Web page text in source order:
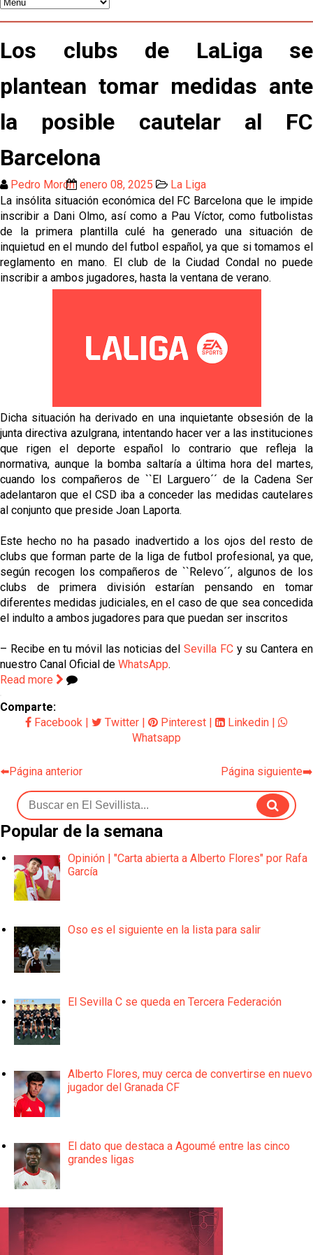
Patrick Mercado no jugará en el Sevilla FC
El Sevilla FC pregunta al Atlético de Madrid por la
situación de Iker Luque
familia y se refleje en el campo"
El Sevilla oficializa el traspaso de Sow
Los clubs de LaLiga se
plantean tomar medidas ante
la posible cautelar al FC
Barcelona
Pedro Morón enero 08, 2025
La Liga
La insólita situación económica del FC Barcelona que le impide
inscribir a Dani Olmo, así como a Pau Víctor, como futbolistas
de la primera plantilla culé ha generado una situación de
inquietud en el mundo del futbol español, ya que si tomamos el
reglamento en mano. El club de la Ciudad Condal no puede
inscribir a ambos jugadores, hasta la ventana de verano.
Dicha situación ha derivado en una inquietante obsesión de la
junta directiva azulgrana, intentando hacer ver a las instituciones
que rigen el deporte español lo contrario que refleja la
normativa, aunque la bomba saltaría a última hora del martes,
cuando los compañeros de ``El Larguero´´ de la Cadena Ser
adelantaron que el CSD iba a conceder las medidas cautelares
al conjunto que preside Joan Laporta.
Este hecho no ha pasado inadvertido a los ojos del resto de
clubs que forman parte de la liga de futbol profesional, ya que,
según recogen los compañeros de ``Relevo´´, algunos de los
clubs de primera división estarían pensando en tomar
diferentes medidas judiciales, en el caso de que sea concedida
el indulto a ambos jugadores para que puedan ser inscritos
– Recibe en tu móvil las noticias delSevilla FCy su Cantera en
nuestro Canal Oficial de WhatsApp.
Read more
Comparte:
Facebook
Twitter Pinterest Linkedin
Whatsapp
⬅️Página anterior Página siguiente➡️
Popular de la semana
Opinión | "Carta abierta a Alberto Flores" por Rafa
García
Oso es el siguiente en la lista para salir
El Sevilla C se queda en Tercera Federación
Alberto Flores, muy cerca de convertirse en nuevo
jugador del Granada CF
El dato que destaca a Agoumé entre las cinco
grandes ligas